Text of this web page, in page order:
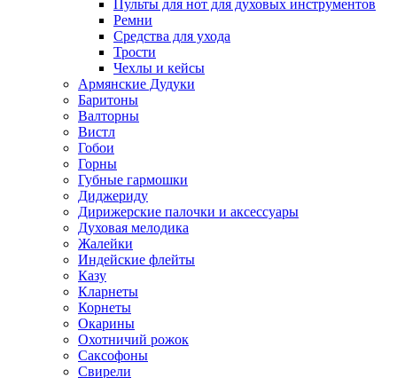
Пульты для нот для духовых инструментов
Ремни
Средства для ухода
Трости
Чехлы и кейсы
Армянские Дудуки
Баритоны
Валторны
Вистл
Гобои
Горны
Губные гармошки
Диджериду
Дирижерские палочки и аксессуары
Духовая мелодика
Жалейки
Индейские флейты
Казу
Кларнеты
Корнеты
Окарины
Охотничий рожок
Саксофоны
Свирели